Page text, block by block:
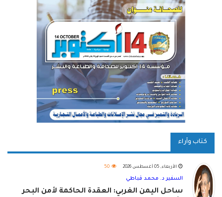
كتاب وآراء
الأربعاء, 05 أغسطس 2026 50
السفير د. محمد قباطي
ساحل اليمن الغربي: العقدة الحاكمة لأمن البحر